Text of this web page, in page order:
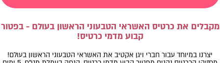
מקבלים את כרטיס האשראי הטבעוני הראשון בעולם - בפטור
קבוע מדמי כרטיס!
יצרנו במיוחד עבור חברי ויגן אקטיב את האשראי הטבעוני הראשון בעולם!